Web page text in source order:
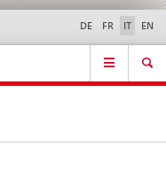
Contatto | Supporto &
aiuto
DE FR IT EN